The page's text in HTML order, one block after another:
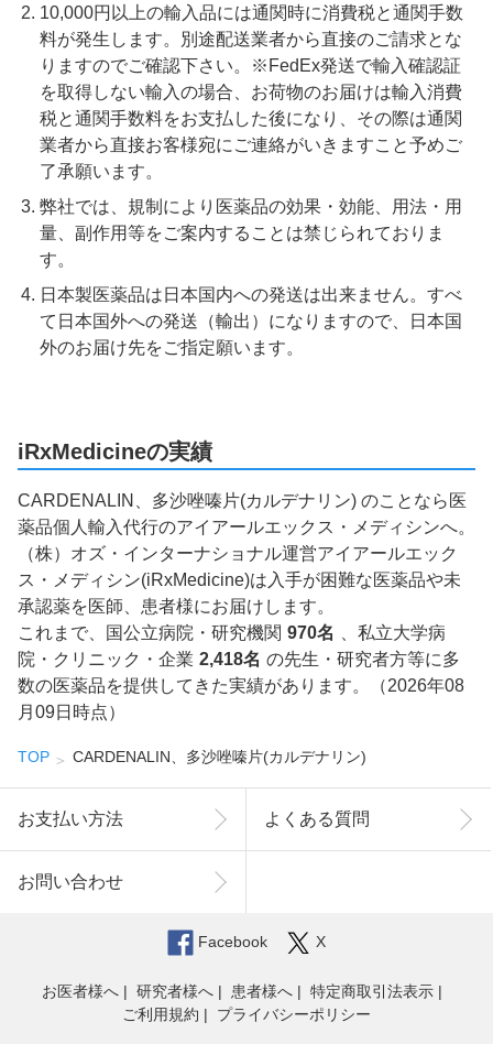
10,000円以上の輸入品には通関時に消費税と通関手数
料が発生します。別途配送業者から直接のご請求とな
りますのでご確認下さい。※FedEx発送で輸入確認証
を取得しない輸入の場合、お荷物のお届けは輸入消費
税と通関手数料をお支払した後になり、その際は通関
業者から直接お客様宛にご連絡がいきますこと予めご
了承願います。
弊社では、規制により医薬品の効果・効能、用法・用
量、副作用等をご案内することは禁じられておりま
す。
日本製医薬品は日本国内への発送は出来ません。すべ
て日本国外への発送（輸出）になりますので、日本国
外のお届け先をご指定願います。
iRxMedicineの実績
CARDENALIN、多沙唑嗪片(カルデナリン) のことなら医
薬品個人輸入代行のアイアールエックス・メディシンへ。
（株）オズ・インターナショナル運営アイアールエック
ス・メディシン(iRxMedicine)は入手が困難な医薬品や未
承認薬を医師、患者様にお届けします。
これまで、国公立病院・研究機関 970名
、私立大学病
院・クリニック・企業 2,418名 の先生・研究者方等に多
数の医薬品を提供してきた実績があります。（2026年08
月09日時点）
TOP CARDENALIN、多沙唑嗪片(カルデナリン)
お支払い方法 よくある質問
お問い合わせ
Facebook X
お医者様へ 研究者様へ 患者様へ
特定商取引法表示
ご利用規約
プライバシーポリシー